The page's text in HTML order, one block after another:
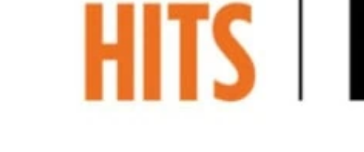
Im Vergleich – Piano Kids / Piano Junior
Piano Kids